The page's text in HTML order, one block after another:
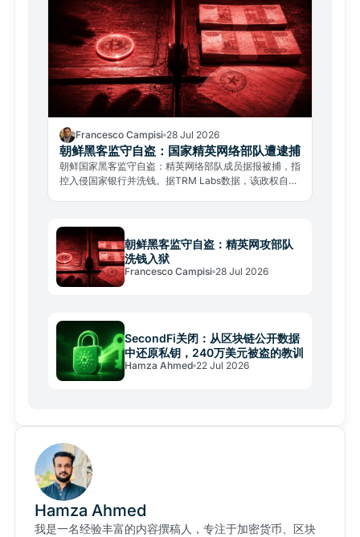
Francesco Campisi 28 Jul 2026
朝鲜黑客监守自盗：国家精英网络部队遭逮捕
朝鲜国家黑客监守自盗：精英网络部队成员据报被捕，指
控入侵国家银行并洗钱。据TRM Labs数据，该政权自
朝鲜黑客监守自盗：精英网攻部队
洗钱入狱
Francesco Campisi 28 Jul 2026
SecondFi关闭：从区块链公开数据
中还原私钥，240万美元被盗的教训
Hamza Ahmed 22 Jul 2026
Hamza Ahmed
我是一名经验丰富的内容撰稿人，专注于加密货币、区块